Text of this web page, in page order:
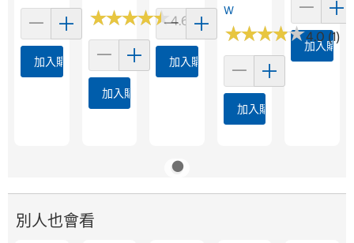
加入購物車
★★★★★
★★★★★4.6 (36)
加入購物車
加入購物車
W
★★★★★
★★★★★4.0 (1)
加入購物車
加入購物
別人也會看